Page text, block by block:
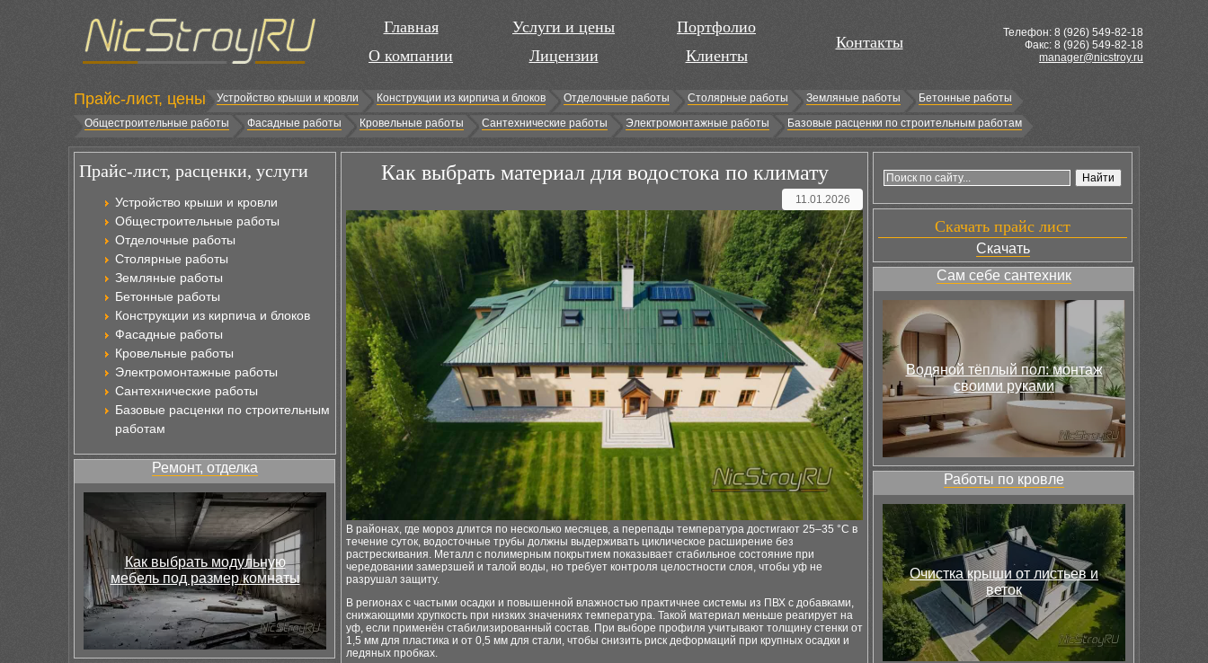
Главная
О компании
Услуги и цены
Лицензии
Портфолио
Клиенты
Контакты
Телефон: 8 (926) 549-82-18
Факс: 8 (926) 549-82-18
manager@nicstroy.ru
Прайс-лист, цены Устройство крыши и кровли Конструкции из кирпича и блоков Отделочные работы Столярные работы Земляные работы
Бетонные работы
Общестроительные работы
Фасадные работы Кровельные работы Сантехнические работы Электромонтажные работы Базовые расценки по строительным работам
Прайс-лист, расценки, услуги
Устройство крыши и кровли
Общестроительные работы
Отделочные работы
Столярные работы
Земляные работы
Бетонные работы
Конструкции из кирпича и блоков
Фасадные работы
Кровельные работы
Электромонтажные работы
Сантехнические работы
Базовые расценки по строительным
работам
Ремонт, отделка
Как выбрать модульную
мебель под размер комнаты
Как выбрать материал для водостока по климату
11.01.2026
В районах, где мороз длится по несколько месяцев, а перепады температура достигают 25–35 °C в
течение суток, водосточные трубы должны выдерживать циклическое расширение без
растрескивания. Металл с полимерным покрытием показывает стабильное состояние при
чередовании замерзшей и талой воды, но требует контроля целостности слоя, чтобы уф не
разрушал защиту.
В регионах с частыми осадки и повышенной влажностью практичнее системы из ПВХ с добавками,
снижающими хрупкость при низких значениях температура. Такой материал меньше реагирует на
уф, если применён стабилизированный состав. При выборе профиля учитывают толщину стенки от
1,5 мм для пластика и от 0,5 мм для стали, чтобы снизить риск деформаций при крупных осадки и
ледяных пробках.
Скачать прайс лист
Скачать
Сам себе сантехник
Водяной тёплый пол: монтаж
своими руками
Работы по кровле
Очистка крыши от листьев и
веток